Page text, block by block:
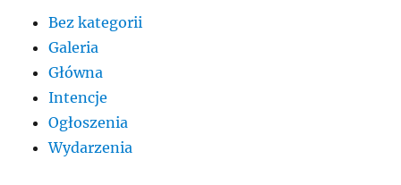
Bez kategorii
Galeria
Główna
Intencje
Ogłoszenia
Wydarzenia